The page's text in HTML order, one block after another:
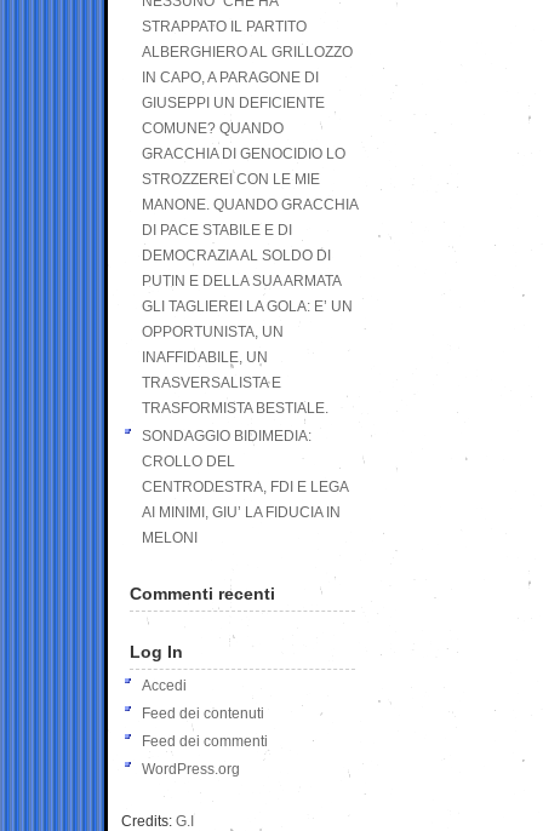
STRAPPATO IL PARTITO
ALBERGHIERO AL GRILLOZZO
IN CAPO, A PARAGONE DI
GIUSEPPI UN DEFICIENTE
COMUNE? QUANDO
GRACCHIA DI GENOCIDIO LO
STROZZEREI CON LE MIE
MANONE. QUANDO GRACCHIA
DI PACE STABILE E DI
DEMOCRAZIA AL SOLDO DI
PUTIN E DELLA SUA ARMATA
GLI TAGLIEREI LA GOLA: E’ UN
OPPORTUNISTA, UN
INAFFIDABILE, UN
TRASVERSALISTA E
TRASFORMISTA BESTIALE.
SONDAGGIO BIDIMEDIA:
CROLLO DEL
CENTRODESTRA, FDI E LEGA
AI MINIMI, GIU’ LA FIDUCIA IN
MELONI
Commenti recenti
Log In
Accedi
Feed dei contenuti
Feed dei commenti
WordPress.org
Credits: G.I